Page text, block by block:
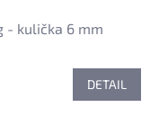
- kulička 6 mm
DETAIL